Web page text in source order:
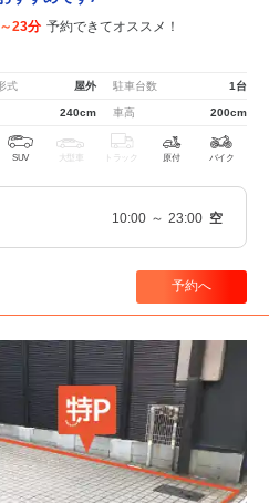
23分 予約できてオススメ！
式 屋外 駐車台数 1台
240cm 車高 200cm
SUV 大型車 トラック 原付 バイク
10:00 ～ 23:00 空
予約へ